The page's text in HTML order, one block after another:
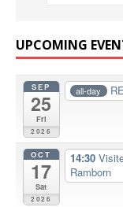
UPCOMING
SEP
25
Fri
2026
all-day
OCT
17
Sat
2026
14:30
Ramborn